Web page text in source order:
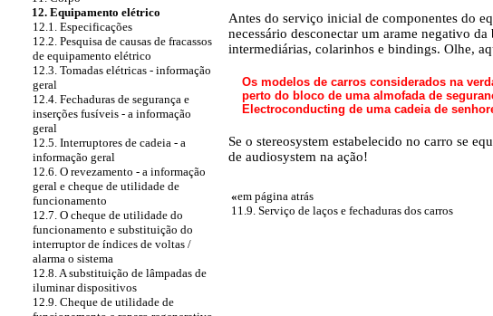
12. Equipamento elétrico
12.1. Especificações
12.2. Pesquisa de causas de fracassos
de equipamento elétrico
12.3. Tomadas elétricas - informação
geral
12.4. Fechaduras de segurança e
inserções fusíveis - a informação
geral
12.5. Interruptores de cadeia - a
informação geral
12.6. O revezamento - a informação
geral e cheque de utilidade de
funcionamento
12.7. O cheque de utilidade do
funcionamento e substituição do
interruptor de índices de voltas /
alarma o sistema
12.8. A substituição de lâmpadas de
iluminar dispositivos
12.9. Cheque de utilidade de
Antes do serviço inicial de componentes do
necessário desconectar um arame negativo
intermediárias, colarinhos e bindings. Olhe,
Os modelos de carros considerados na
perto do bloco de uma almofada de
Electroconducting de uma cadeia de
Se o stereosystem estabelecido no carro se
de audiosystem na ação!
«em página atrás
11.9. Serviço de laços e fechaduras dos carros